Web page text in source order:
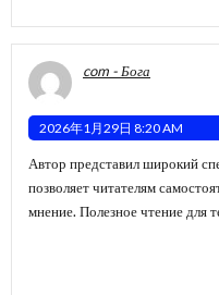
com - Бога
2026年1月29日 8:20 AM
Автор представил широкий
позволяет читателям
мнение. Полезное чтение для